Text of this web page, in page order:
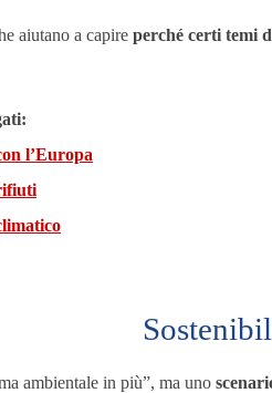
aiutano a capireperché certi temi
l’Europa
ambientale in più”, ma uno